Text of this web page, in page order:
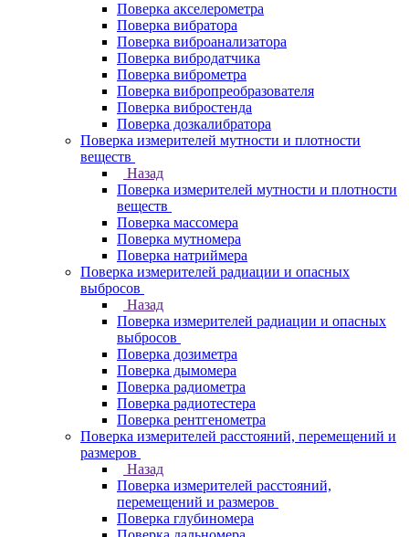
Поверка акселерометра
Поверка вибратора
Поверка виброанализатора
Поверка вибродатчика
Поверка виброметра
Поверка вибропреобразователя
Поверка вибростенда
Поверка дозкалибратора
Поверка измерителей мутности и плотности
веществ
Назад
Поверка измерителей мутности и плотности
веществ
Поверка массомера
Поверка мутномера
Поверка натриймера
Поверка измерителей радиации и опасных
выбросов
Назад
Поверка измерителей радиации и опасных
выбросов
Поверка дозиметра
Поверка дымомера
Поверка радиометра
Поверка радиотестера
Поверка рентгенометра
Поверка измерителей расстояний, перемещений и
размеров
Назад
Поверка измерителей расстояний,
перемещений и размеров
Поверка глубиномера